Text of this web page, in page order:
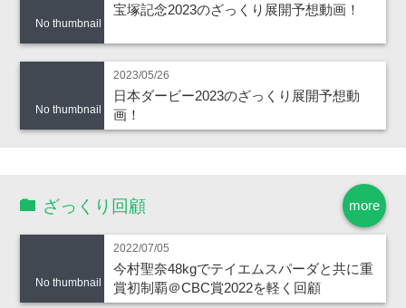
No thumbnail
宝塚記念2023のざっくり展開予想動画！
No thumbnail
2023/05/26
日本ダービー2023のざっくり展開予想動
画！
more
ざっくり回顧
No thumbnail
2022/07/05
今村聖奈48kgでテイエムスパーダと共に重
賞初制覇＠CBC賞2022を軽く回顧